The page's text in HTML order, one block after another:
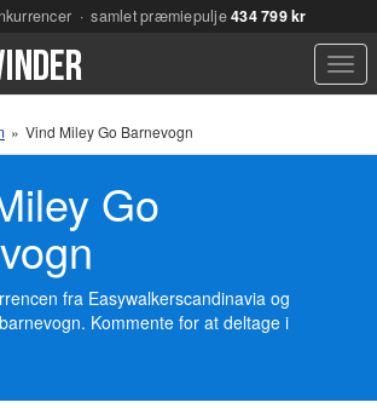
· samlet præmiepulje434 799 kr
» Vind Miley Go Barnevogn
Go
fra Easywalkerscandinavia og
Kommente for at deltage i